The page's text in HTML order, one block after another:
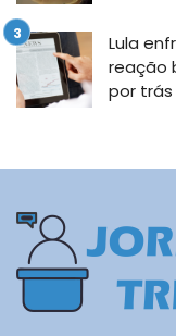
Lula
reação
por